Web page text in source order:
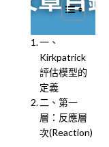
一、
Kirkpatrick
評估模型的
定義
二、第一
層：反應層
次(Reaction)